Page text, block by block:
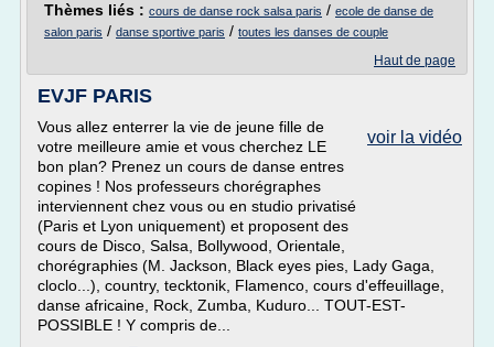
Thèmes liés : cours de danse rock salsa paris / ecole de danse de
salon paris / danse sportive paris / toutes les danses de couple
Haut de page
EVJF PARIS
voir la vidéo
Vous allez enterrer la vie de jeune fille de
votre meilleure amie et vous cherchez LE
bon plan? Prenez un cours de danse entres
copines ! Nos professeurs chorégraphes
interviennent chez vous ou en studio privatisé
(Paris et Lyon uniquement) et proposent des
cours de Disco, Salsa, Bollywood, Orientale,
chorégraphies (M. Jackson, Black eyes pies, Lady Gaga,
cloclo...), country, tecktonik, Flamenco, cours d'effeuillage,
danse africaine, Rock, Zumba, Kuduro... TOUT-EST-
POSSIBLE ! Y compris de...